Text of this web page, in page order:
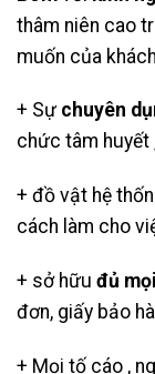
thâm niên cao
muốn của
+ Sự chuyên
chức tâm huyết
+ đồ vật hệ
cách làm cho
+ sở hữu đủ
đơn, giấy bảo
+ Mọi tố cáo ,